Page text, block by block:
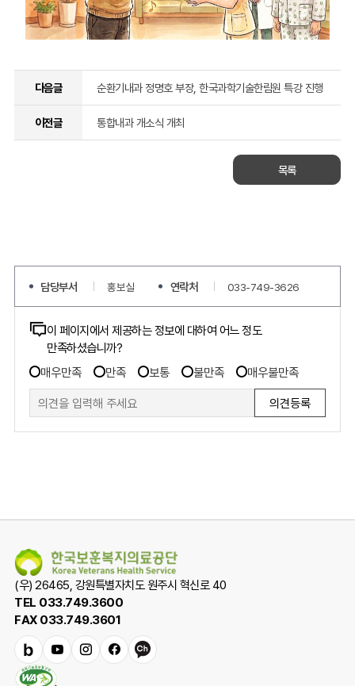
다음글 순환기내과 정명호 부장, 한국과학기술한림원 특강 진행
이전글 통합내과 개소식 개최
목록
담당부서 홍보실 연락처 033-749-3626
콘텐츠
만족도
조사
이 페이지에서 제공하는 정보에 대하여 어느 정도
만족하셨습니까?
만족도
조사
폼
매우만족 만족 보통 불만족 매우불만족
(우) 26465, 강원특별자치도 원주시 혁신로 40
TEL 033.749.3600
FAX 033.749.3601
밴
드
유
튜
인
페
카